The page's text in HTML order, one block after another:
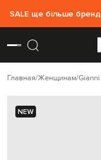
SALE ще більше
Главная Женщинам
NEW